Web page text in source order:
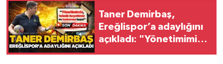
Taner Demirbaş,
Ereğlispor’a adaylığını
açıkladı: "Yönetimimiz,
Ekonomi
Genel
Gökçebey